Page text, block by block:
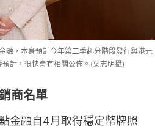
融，本身預計今年第二季起分階段發行與港元
計，很快會有相關公佈。(葉志明攝)
商名單
金融自4月取得穩定幣牌照